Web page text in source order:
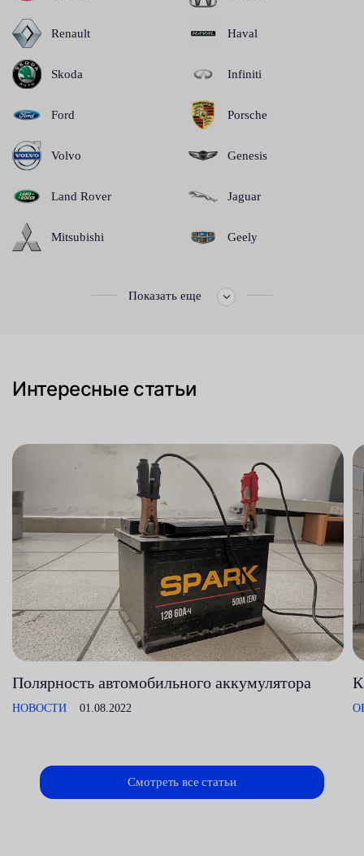
Renault
Skoda
Ford
Volvo
Land Rover
Mitsubishi
Haval
Infiniti
Porsche
Genesis
Jaguar
Geely
Показать еще
Интересные статьи
Полярность автомобильного аккумулятора
НОВОСТИ 01.08.2022
Смотреть все статьи